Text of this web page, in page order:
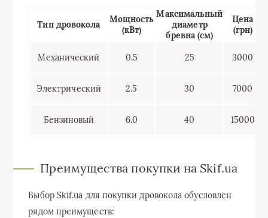
Тип дровокола
Мощность
(кВт)
Максимальный
диаметр
бревна (см)
Цена
(грн)
Механический 0.5 25 3000
Электрический 2.5 30 7000
Бензиновый 6.0 40 15000
Преимущества покупки на Skif.ua
Выбор Skif.ua для покупки дровокола обусловлен
рядом преимуществ: